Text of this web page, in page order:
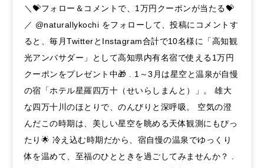
＼💝フォロー＆コメントで、1万円クーポンが当たる💝
／ @naturallykochi をフォローして、投稿にコメントす
ると、毎月TwitterとInstagram合計で10名様に「高知観
光アンバサダー」として高知県内有名宿で使える1万円
クーポンをプレゼント中🎁 . 1～3月は星空と温泉が自慢
の宿「ホテル星羅四万十（せいらしまんと）」。 雄大
な四万十川のほとりで、のんびりと深呼吸。 空気の澄
んだこの時期は、美しい星空を眺める天体観測にもぴっ
たり🌟 冷え込む時期だから、宿自慢の温泉でゆっくり
体を温めて、至福のひとときを過ごしてみませんか？ .